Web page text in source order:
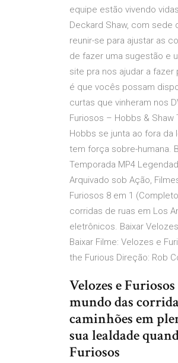
equipe estão vivendo
Deckard Shaw, com sede
reunir-se para ajustar as
de fazer uma sugestão e
site pra nos ajudar a
é que vocês possam
curtas que vinheram nos
Furiosos – Hobbs & Shaw
Hobbs se junta ao fora
tem força sobre-humana.
Temporada MP4
Arquivado sob Ação,
Furiosos 8 em 1
corridas de ruas em Los
eletrônicos. Baixar
Baixar Filme: Velozes e
the Furious Direção: Rob
Velozes e
mundo das
caminhões em
sua lealdade
Furiosos